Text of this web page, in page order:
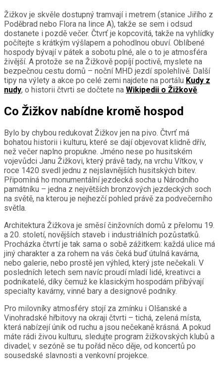
Žižkov je skvěle dostupný tramvají i metrem (stanice Jiřího z
Poděbrad nebo Flora na lince A), takže se sem i odsud
dostanete i pozdě večer. Čtvrť je kopcovitá, takže na vyhlídky
počítejte s krátkým výšlapem a pohodlnou obuví. Oblíbené
hospody bývají v pátek a sobotu plné, ale o to je atmosféra
živější. A protože se na Žižkově popíjí poctivě, myslete na
bezpečnou cestu domů – noční MHD jezdí spolehlivě. Další
tipy na výlety a akce po celé zemi najdete na portálu Kudy z
nudy, o historii čtvrti se dočtete na Wikipedii o Žižkově.
Co Žižkov nabídne kromě hospod
Bylo by chybou redukovat Žižkov jen na pivo. Čtvrť má
bohatou historii i kulturu, které se dají objevovat klidně dřív,
než večer naplno propukne. Jméno nese po husitském
vojevůdci Janu Žižkovi, který právě tady, na vrchu Vítkov, v
roce 1420 svedl jednu z nejslavnějších husitských bitev.
Připomíná ho monumentální jezdecká socha u Národního
památníku – jedna z největších bronzových jezdeckých soch
na světě, na kterou je nejhezčí pohled právě za podvečerního
světla.
Architektura Žižkova je směsí činžovních domů z přelomu 19.
a 20. století, novějších staveb i industriálních pozůstatků.
Procházka čtvrtí je tak sama o sobě zážitkem: každá ulice má
jiný charakter a za rohem na vás čeká buď útulná kavárna,
nebo galerie, nebo prostě jen výhled, který jste nečekali. V
posledních letech sem navíc proudí mladí lidé, kreativci a
podnikatelé, díky čemuž ke klasickým hospodám přibývají
specialty kavárny, vinné bary a designové podniky.
Pro milovníky atmosféry stojí za zmínku i Olšanské a
Vinohradské hřbitovy na okraji čtvrti – tichá, zelená místa,
která nabízejí únik od ruchu a jsou nečekaně krásná. A pokud
máte rádi živou kulturu, sledujte program žižkovských klubů a
divadel; v sezóně se tu pořád něco děje, od koncertů po
sousedské slavnosti a venkovní projekce.